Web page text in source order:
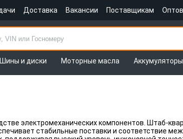
Доставка Вакансии Поставщикам
Шины и диски Моторные масла Аккумуляторы
электромеханических компонентов. Штаб-
стабильные поставки и соответствие